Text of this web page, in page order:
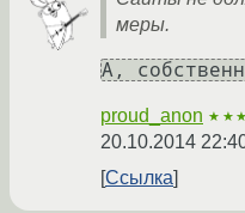
меры.
А,
proud_anon
20.10.2014
Ссылка